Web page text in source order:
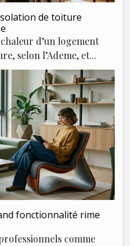
de toiture
chaleur d’un logement
selon l’Ademe, et...
fonctionnalité rime
comme